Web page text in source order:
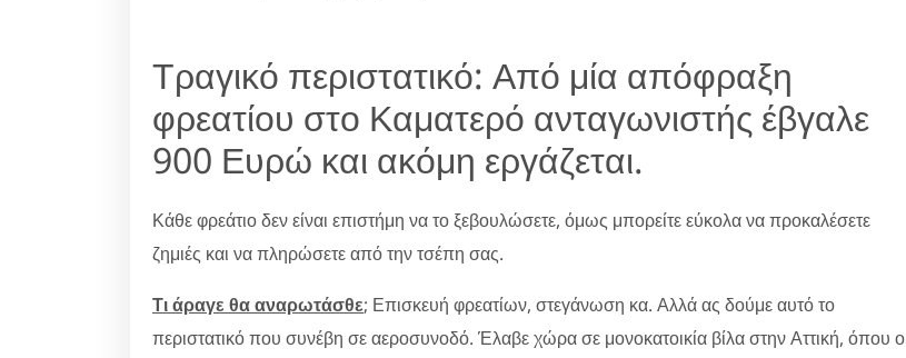
Τραγικό περιστατικό: Από μία απόφραξη
φρεατίου στο Καματερό ανταγωνιστής έβγαλε
900 Ευρώ και ακόμη εργάζεται.
Κάθε φρεάτιο δεν είναι επιστήμη να το ξεβουλώσετε, όμως μπορείτε εύκολα να προκαλέσετε
ζημιές και να πληρώσετε από την τσέπη σας.
Τι άραγε θα αναρωτάσθε; Επισκευή φρεατίων, στεγάνωση κα. Αλλά ας δούμε αυτό το
περιστατικό που συνέβη σε αεροσυνοδό. Έλαβε χώρα σε μονοκατοικία βίλα στην Αττική, όπου ο